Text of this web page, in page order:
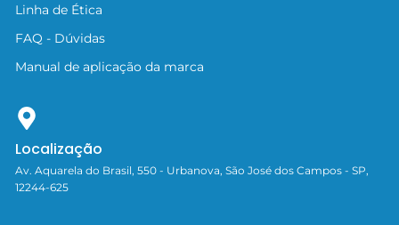
Linha de Ética
FAQ - Dúvidas
Manual de aplicação da marca
Localização
Av. Aquarela do Brasil, 550 - Urbanova, São José dos Campos - SP,
12244-625